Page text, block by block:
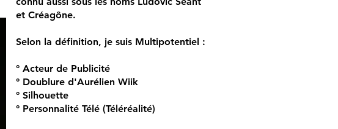
et Créagône.
Selon la définition, je suis Multipotentiel :
° Acteur de Publicité
° Doublure d'Aurélien Wiik
° Silhouette
° Personnalité Télé (Téléréalité)